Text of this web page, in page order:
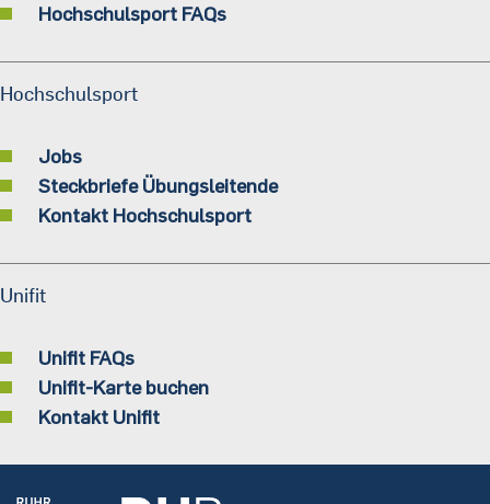
Hochschulsport FAQs
Hochschulsport
Jobs
Steckbriefe Übungsleitende
Kontakt Hochschulsport
Unifit
Unifit FAQs
Unifit-Karte buchen
Kontakt Unifit